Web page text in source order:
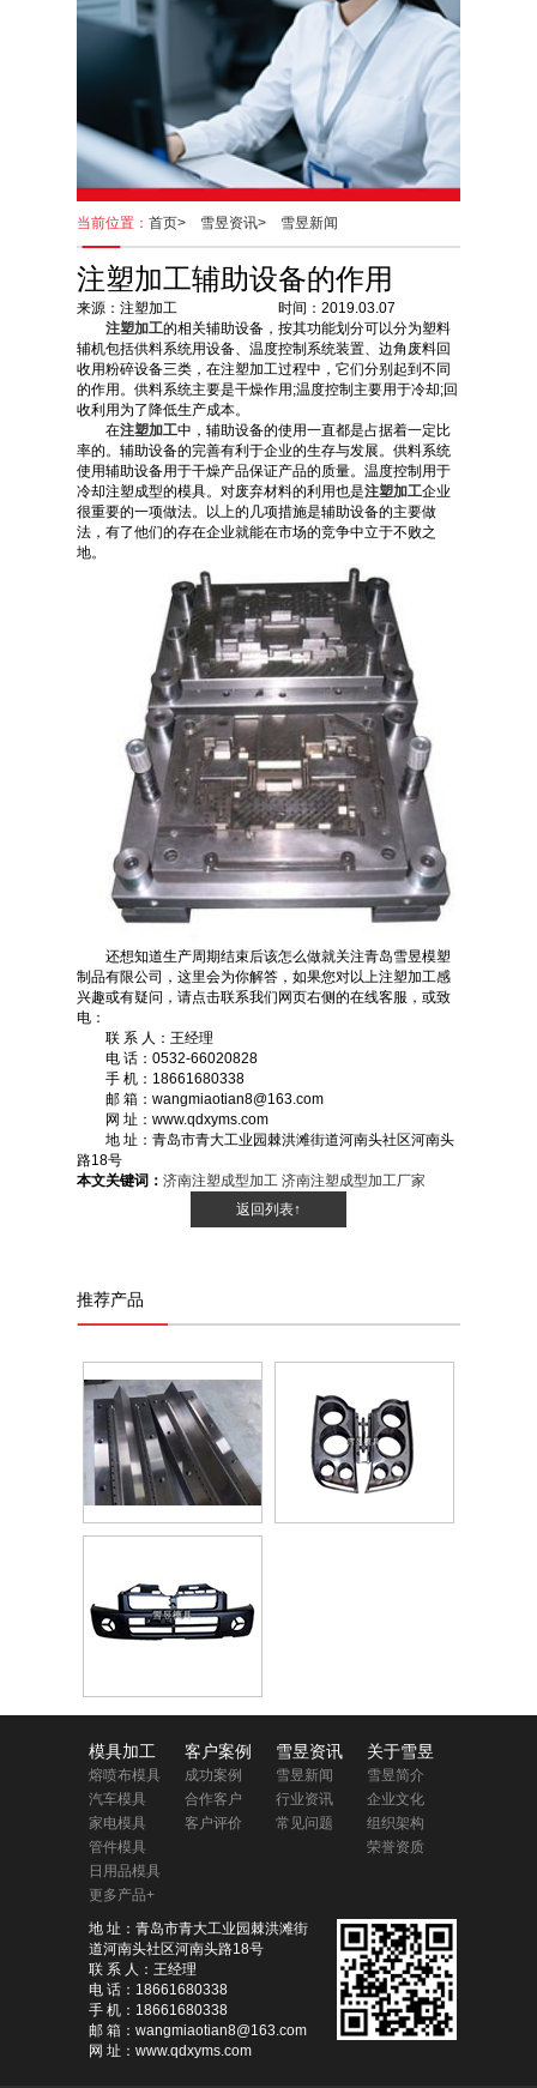
当前位置： 首页> 雪昱资讯> 雪昱新闻
注塑加工辅助设备的作用
来源：注塑加工 时间：2019.03.07
注塑加工的相关辅助设备，按其功能划分可以分为塑料
辅机包括供料系统用设备、温度控制系统装置、边角废料回
收用粉碎设备三类，在注塑加工过程中，它们分别起到不同
的作用。供料系统主要是干燥作用;温度控制主要用于冷却;回
收利用为了降低生产成本。
在注塑加工中，辅助设备的使用一直都是占据着一定比
率的。辅助设备的完善有利于企业的生存与发展。供料系统
使用辅助设备用于干燥产品保证产品的质量。温度控制用于
冷却注塑成型的模具。对废弃材料的利用也是注塑加工企业
很重要的一项做法。以上的几项措施是辅助设备的主要做
法，有了他们的存在企业就能在市场的竞争中立于不败之
地。
还想知道生产周期结束后该怎么做就关注青岛雪昱模塑
制品有限公司，这里会为你解答，如果您对以上注塑加工感
兴趣或有疑问，请点击联系我们网页右侧的在线客服，或致
电：
联 系 人：王经理
电 话：0532-66020828
手 机：18661680338
邮 箱：wangmiaotian8@163.com
网 址：www.qdxyms.com
地 址：青岛市青大工业园棘洪滩街道河南头社区河南头
路18号
本文关键词： 济南注塑成型加工 济南注塑成型加工厂家
返回列表↑
推荐产品
模具加工
熔喷布模具
汽车模具
家电模具
管件模具
日用品模具
更多产品+
客户案例
成功案例
合作客户
客户评价
雪昱资讯
雪昱新闻
行业资讯
常见问题
关于雪昱
雪昱简介
企业文化
组织架构
荣誉资质
地 址：青岛市青大工业园棘洪滩街
道河南头社区河南头路18号
联 系 人：王经理
电 话：18661680338
手 机：18661680338
邮 箱：wangmiaotian8@163.com
网 址：www.qdxyms.com